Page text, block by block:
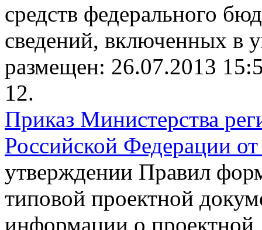
средств федерального
сведений, включенных в
размещен: 26.07.2013
12.
Приказ Министерства
Российской Федерации
утверждении Правил
типовой проектной
информации о проектной